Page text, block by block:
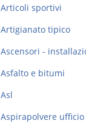
Articoli sportivi
Artigianato tipico
Ascensori -
Asfalto e bitumi
Asl
Aspirapolvere